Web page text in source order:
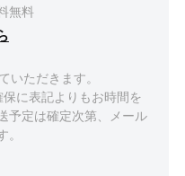
無料
いただきます。
に表記よりもお時間を
予定は確定次第、メール